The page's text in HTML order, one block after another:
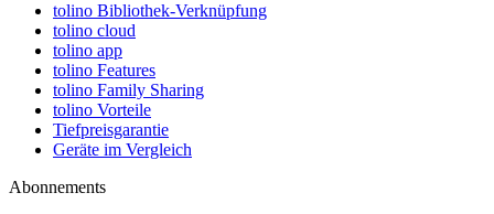
tolino Bibliothek-Verknüpfung
tolino cloud
tolino app
tolino Features
tolino Family Sharing
tolino Vorteile
Tiefpreisgarantie
Geräte im Vergleich
Abonnements